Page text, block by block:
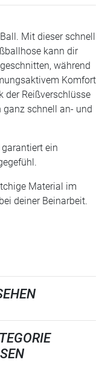
Mit dieser schnell
kann dir
während
Komfort
der Reißverschlüsse
schnell an- und
ein
Material im
deiner Beinarbeit.